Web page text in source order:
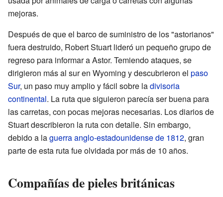
mejoras.
Después de que el barco de suministro de los "astorianos"
fuera destruido, Robert Stuart lideró un pequeño grupo de
regreso para informar a Astor. Temiendo ataques, se
dirigieron más al sur en Wyoming y descubrieron el paso
Sur, un paso muy amplio y fácil sobre ladivisoria
continental. La ruta que siguieron parecía ser buena para
las carretas, con pocas mejoras necesarias. Los diarios de
Stuart describieron la ruta con detalle. Sin embargo,
debido a laguerra anglo-estadounidense de 1812, gran
parte de esta ruta fue olvidada por más de 10 años.
Compañías de pieles británicas